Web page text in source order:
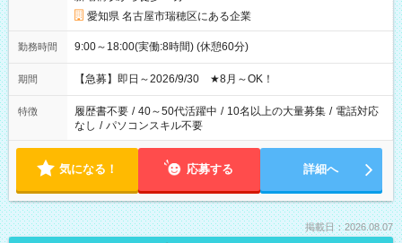
愛知県 名古屋市瑞穂区にある企業
勤務時間 9:00～18:00(実働:8時間) (休憩60分)
期間 【急募】即日～2026/9/30 ★8月～OK！
特徴 履歴書不要 / 40～50代活躍中 / 10名以上の大量募集 / 電話対応
なし / パソコンスキル不要
気になる！ 応募する 詳細へ
掲載日：2026.08.07